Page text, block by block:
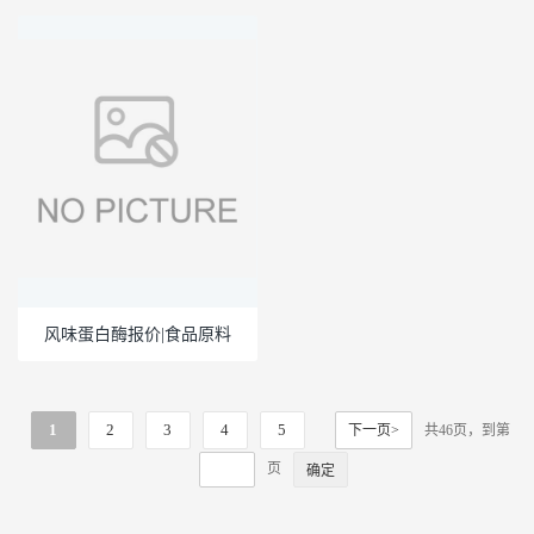
风味蛋白酶报价|食品原料
1 2 3 4 5 下一页> 共46页，到第
页